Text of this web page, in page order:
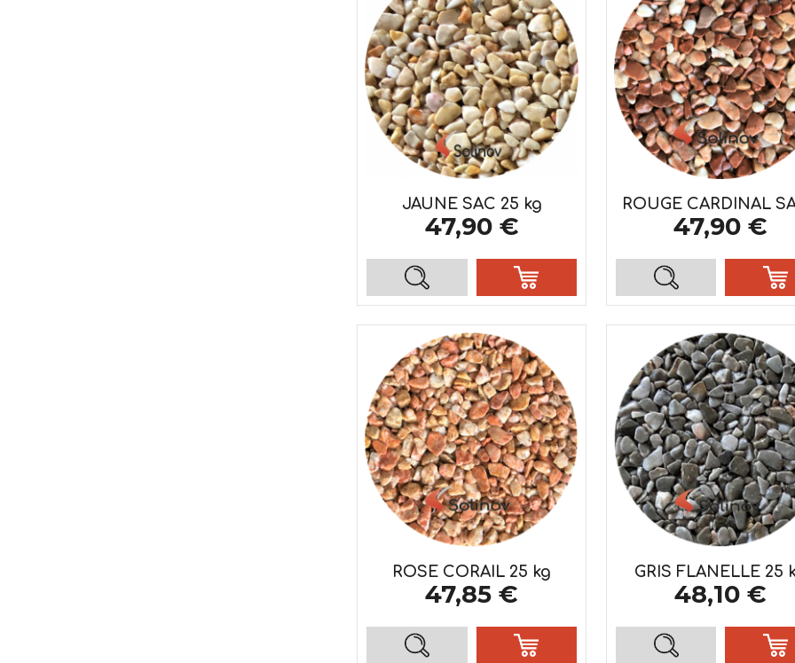
JAUNE SAC 25 kg
47,90 €
ROUGE CARDINAL
47,90 €
ROSE CORAIL 25 kg
47,85 €
GRIS FLANELLE 25
48,10 €